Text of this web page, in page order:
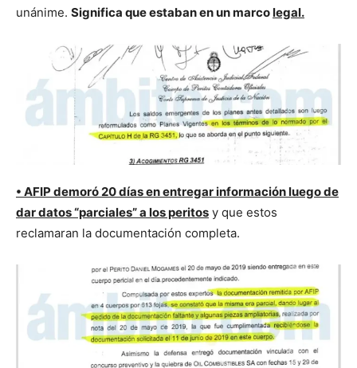
unánime. Significa que estaban en un marcolegal.
• AFIP demoró 20 días en entregar información luego de
dar datos “parciales” a los peritos y que estos
reclamaran la documentación completa.